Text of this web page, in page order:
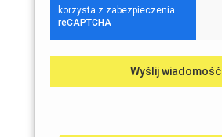
Wyślij wiadomość